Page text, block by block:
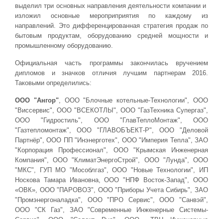
выделил три основных направления деятельности компании и
изложил основные мероприприятия по каждому из
направлений. Это дифференцированная стратегия продаж по
бытовым продуктам, оборудованию средней мощности и
промышленному оборудованию.
Официальная часть программы закончилась вручением
дипломов и значков отличия лучшим партнерам 2016.
Таковыми определились:
ООО "Ангор", ООО "Блочные котельные-Технологии", ООО
"Виссервис", ООО "ВСЕКОТЛЫ", ООО "ГазТехника Cупергаз",
ООО "Гидростиль", ООО "ГлавТеплоМонтаж", ООО
"Газтепломонтаж", ООО "ГЛАВОБЪЕКТ-Р", ООО "Деловой
Партнёр", ООО ПП "Инэнерготех", ООО "Империя Тепла", ЗАО
"Корпорация Профессионал", ООО "Крымская Инженерная
Компания", ООО "КлиматЭнергоСтрой", ООО "Лунда", ООО
"МКС", ГУП МО "Мособлгаз", ООО "Новые Технологии", ИП
Носкова Тамара Ивановна, ООО "НПФ Восток-Запад", ООО
«ОВК», ООО "ПАРОВОЗ", ООО "Приборы Учета Сибирь", ЗАО
"Промэнергоналадка", ООО "ПРО Сервис", ООО "Санвэй",
ООО "СК Газ", ЗАО "Современные Инженерные Системы-